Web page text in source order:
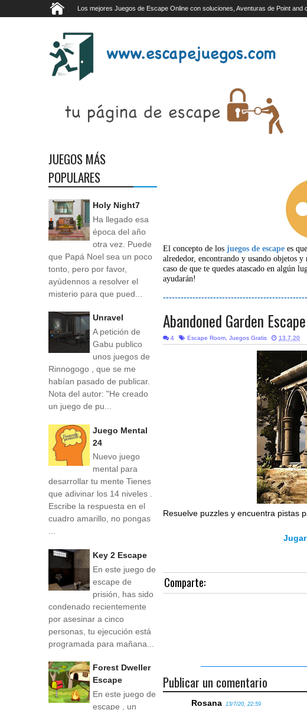
Los mejores Juegos de Escape Online con soluciones, Aventuras de Point
El concepto de losjuegos de escape es
alrededor, encontrando y usando objetos
caso de que te quedes atascado en algún
ayudarán!
Abandoned Garden Escape
4 Escape Room Juegos Gratis 13.7.20
Resuelve puzzles y encuentra pistas
Comparte:
Publicar un comentario
Rosana 13/7/20, 22:59
JUEGOS MÁS
POPULARES
Holy Night7
Ha llegado esa
época del año
otra vez. Puede
que Papá Noel sea un poco
tonto, pero por favor,
ayúdennos a resolver el
misterio para que pued...
Unravel
A petición de
Gabu publico
unos juegos de
Rinnogogo , que se me
habían pasado de publicar.
Nota del autor: "He creado
un juego de pu...
Juego Mental
24
Nuevo juego
mental para
desarrollar tu mente Tienes
que adivinar los 14 niveles .
Escribe la respuesta en el
cuadro amarillo, no pongas
...
Key 2 Escape
En este juego de
escape de
prisión, has sido
condenado recientemente
por asesinar a cinco
personas, tu ejecución está
programada para mañana...
Forest Dweller
Escape
En este juego de
escape , un